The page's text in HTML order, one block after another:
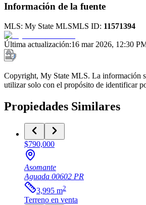
Información de la fuente
MLS: My State MLSMLS ID: 11571394
Última actualización:16 mar 2026, 12:30
Copyright, My State MLS. La información
utilizar solo con el propósito de identificar
Propiedades Similares
$790,000
Asomante
Aguada 00602 PR
3,995 m2
Terreno en venta